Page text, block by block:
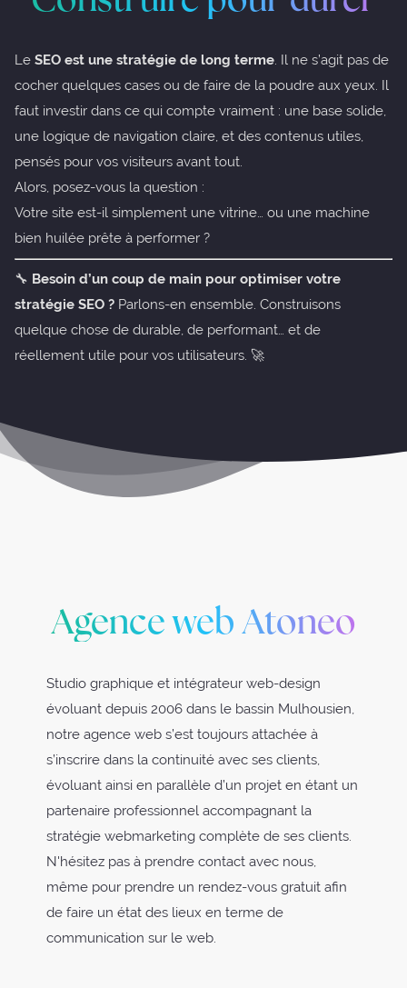
Le SEO est une stratégie de long terme . Il ne s’agit pas de
cocher quelques cases ou de faire de la poudre aux yeux. Il
faut investir dans ce qui compte vraiment : une base solide,
une logique de navigation claire, et des contenus utiles,
pensés pour vos visiteurs avant tout.
Alors, posez-vous la question :
Votre site est-il simplement une vitrine… ou une machine
bien huilée prête à performer ?
🔧 Besoin d’un coup de main pour optimiser votre
stratégie SEO ? Parlons-en ensemble. Construisons
quelque chose de durable, de performant… et de
réellement utile pour vos utilisateurs. 🚀
Agence web Atoneo
Studio graphique et intégrateur web-design
évoluant depuis 2006 dans le bassin Mulhousien,
notre agence web s’est toujours attachée à
s’inscrire dans la continuité avec ses clients,
évoluant ainsi en parallèle d’un projet en étant un
partenaire professionnel accompagnant la
stratégie webmarketing complète de ses clients.
N'hésitez pas à prendre contact avec nous,
même pour prendre un rendez-vous gratuit afin
de faire un état des lieux en terme de
communication sur le web.